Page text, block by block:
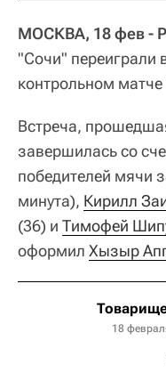
МОСКВА, 18 фев -
"Сочи" переиграли
контрольном
Встреча,
завершилась со
победителей мячи
минута), Кирилл
(36) и Тимофей
оформил Хызыр
18